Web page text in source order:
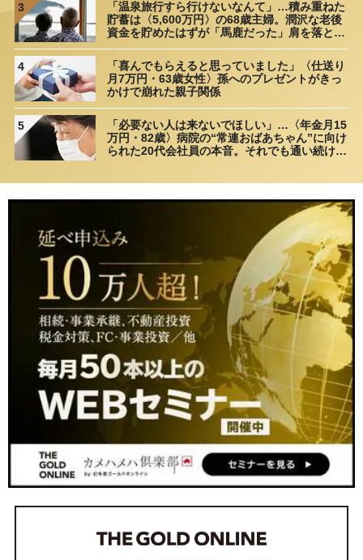
3
「温泉旅行すら行けないなんて」…積み重ねた
貯蓄は〈5,600万円〉の68歳主婦。潤沢な老後
資金を貯めたはずが「馬鹿だった」肩を落とす
4
「喜んでもらえると思っていました」〈仕送り
月7万円・63歳女性〉孫へのプレゼントがきっ
かけで崩れた親子関係
5
「必要ない人は来ないでほしい」…〈年金月15
万円・82歳〉病院の“常連おばあちゃん”に向け
られた20代会社員の本音。それでも通い続ける